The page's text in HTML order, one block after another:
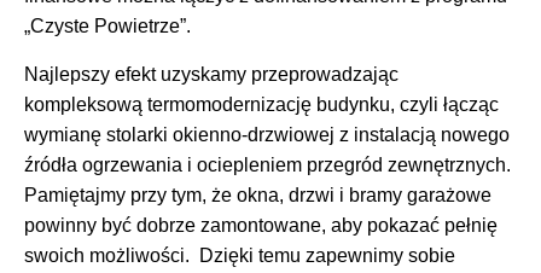
„Czyste Powietrze”.
Najlepszy efekt uzyskamy przeprowadzając
kompleksową termomodernizację budynku, czyli łącząc
wymianę stolarki okienno-drzwiowej z instalacją nowego
źródła ogrzewania i ociepleniem przegród zewnętrznych.
Pamiętajmy przy tym, że okna, drzwi i bramy garażowe
powinny być dobrze zamontowane, aby pokazać pełnię
swoich możliwości. Dzięki temu zapewnimy sobie